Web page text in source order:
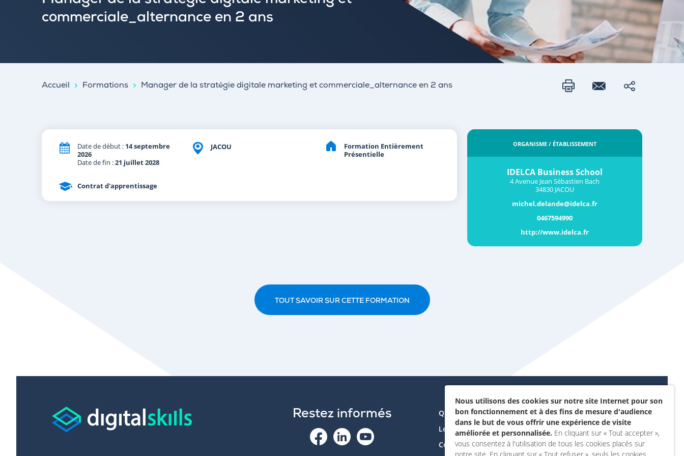
commerciale_alternance en 2 ans
Accueil Formations Manager de la stratégie digitale marketing et commerciale_alternance en 2 ans
Date de début : 14 septembre
2026
Date de fin :21 juillet 2028
JACOU
Formation Entièrement
Présentielle
Contrat d'apprentissage
ORGANISME / ÉTABLISSEMENT
IDELCA Business School
4 Avenue Jean Sébastien Bach
34830 JACOU
michel.delande@idelca.fr
0467594990
http://www.idelca.fr
TOUT SAVOIR SUR CETTE FORMATION
Restez informés
Qui sommes-nous ?
Le projet
Contactez-nous
Données personnelles et
cookies
Accessibilité : non
conforme
Nous utilisons des cookies sur notre site Internet pour son
bon fonctionnement et à des fins de mesure d'audience
dans le but de vous offrir une expérience de visite
améliorée et personnalisée. En cliquant sur « Tout accepter »,
vous consentez à l'utilisation de tous les cookies placés sur